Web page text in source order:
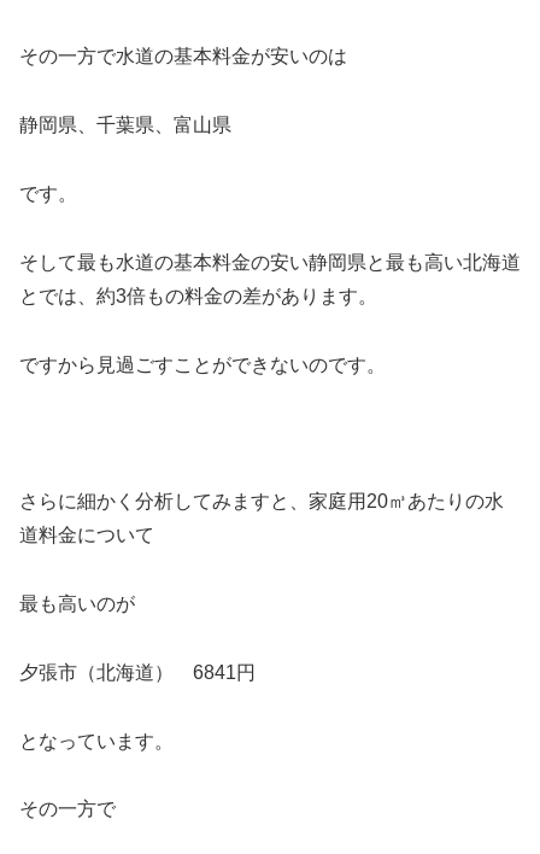
その一方で水道の基本料金が安いのは
静岡県、千葉県、富山県
です。
そして最も水道の基本料金の安い静岡県と最も高い北海道
とでは、約3倍もの料金の差があります。
ですから見過ごすことができないのです。
さらに細かく分析してみますと、家庭用20㎥あたりの水
道料金について
最も高いのが
夕張市（北海道） 6841円
となっています。
その一方で